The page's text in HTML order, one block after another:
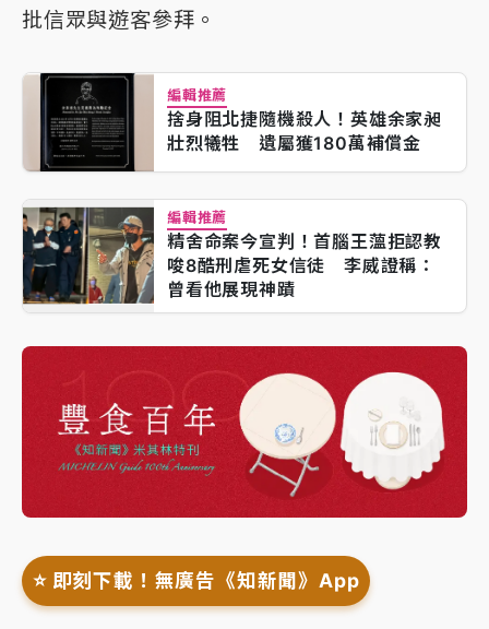
批信眾與遊客參拜。
編輯推薦
捨身阻北捷隨機殺人！英雄余家昶
壯烈犧牲 遺屬獲180萬補償金
編輯推薦
精舍命案今宣判！首腦王薀拒認教
唆8酷刑虐死女信徒 李威證稱：
曾看他展現神蹟
⭐️ 即刻下載！無廣告《知新聞》App